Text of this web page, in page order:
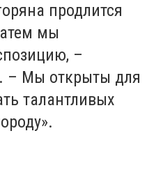
продлится
мы
–
– Мы открыты для
талантливых